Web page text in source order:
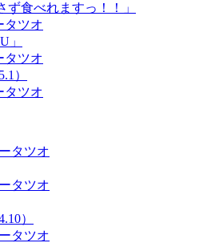
食べれますっ！！」
タツオ
」
タツオ
）
タツオ
タツオ
タツオ
）
タツオ